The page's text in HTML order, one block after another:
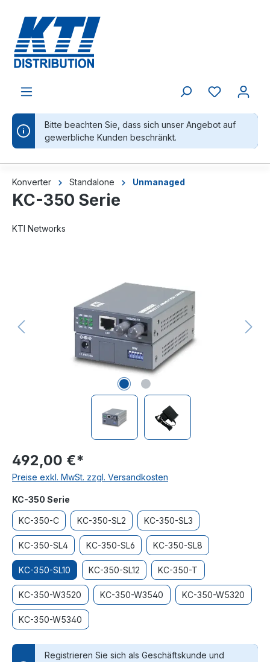
Bitte beachten Sie, dass sich unser Angebot auf
gewerbliche Kunden beschränkt.
Konverter Standalone Unmanaged
KC-350 Serie
KTI Networks
492,00 €*
Preise exkl. MwSt. zzgl. Versandkosten
KC-350 Serie
KC-350-C KC-350-SL2 KC-350-SL3
KC-350-SL4 KC-350-SL6 KC-350-SL8
KC-350-SL10 KC-350-SL12 KC-350-T
KC-350-W3520 KC-350-W3540 KC-350-W5320
KC-350-W5340
Registrieren Sie sich als Geschäftskunde und